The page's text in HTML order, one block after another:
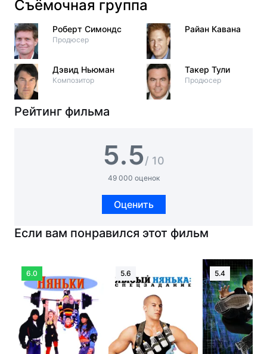
Съёмочная группа
Роберт Симондс
Продюсер
Дэвид Ньюман
Композитор
Райан Кавана
Такер Тули
Продюсер
Рейтинг фильма
5.5/ 10
49 000 оценок
Оценить
Если вам понравился этот фильм
6.0 5.6 5.4